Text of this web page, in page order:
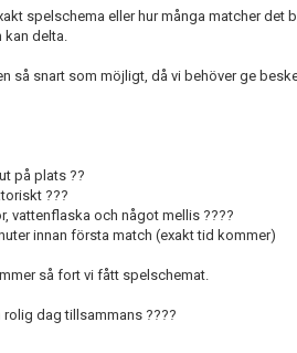
spelschema eller hur många matcher det
kan delta.
så snart som möjligt, då vi behöver ge
på plats ??
???
vattenflaska och något mellis ????
innan första match (exakt tid kommer)
så fort vi fått spelschemat.
rolig dag tillsammans ????